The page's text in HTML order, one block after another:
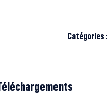
Catégories :